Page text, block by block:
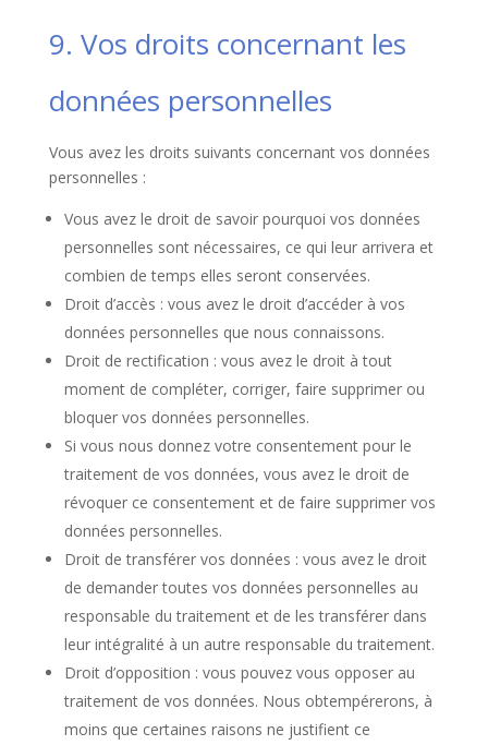
9. Vos droits concernant les
données personnelles
Vous avez les droits suivants concernant vos données
personnelles :
Vous avez le droit de savoir pourquoi vos données
personnelles sont nécessaires, ce qui leur arrivera et
combien de temps elles seront conservées.
Droit d’accès : vous avez le droit d’accéder à vos
données personnelles que nous connaissons.
Droit de rectification : vous avez le droit à tout
moment de compléter, corriger, faire supprimer ou
bloquer vos données personnelles.
Si vous nous donnez votre consentement pour le
traitement de vos données, vous avez le droit de
révoquer ce consentement et de faire supprimer vos
données personnelles.
Droit de transférer vos données : vous avez le droit
de demander toutes vos données personnelles au
responsable du traitement et de les transférer dans
leur intégralité à un autre responsable du traitement.
Droit d’opposition : vous pouvez vous opposer au
traitement de vos données. Nous obtempérerons, à
moins que certaines raisons ne justifient ce